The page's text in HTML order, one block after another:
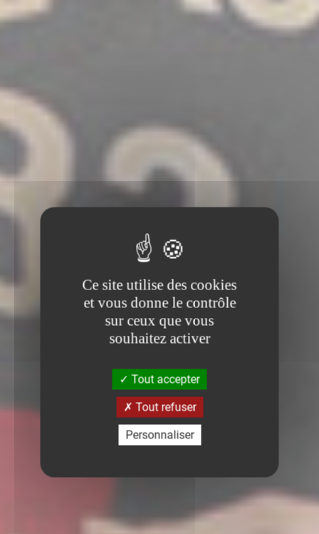
Ce site utilise des cookies
et vous donne le contrôle
sur ceux que vous
souhaitez activer
Tout accepter
Tout refuser
Personnaliser